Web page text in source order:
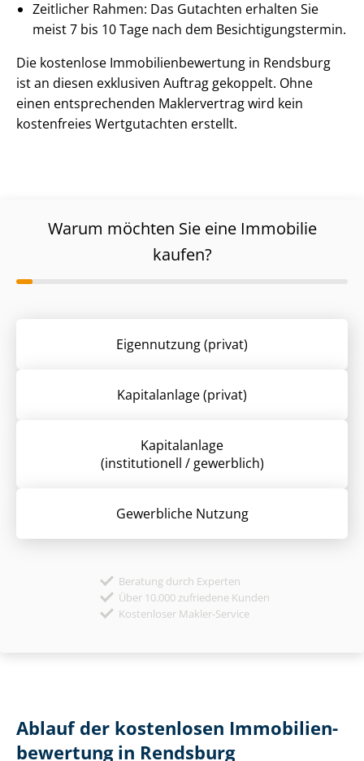
Zeitlicher Rahmen: Das Gutachten erhalten Sie
meist 7 bis 10 Tage nach dem Be­sich­ti­gungs­ter­min.
Die kostenlose Im­mo­bi­li­en­be­wer­tung in Rendsburg
ist an diesen exklusiven Auftrag gekoppelt. Ohne
einen entsprechenden Maklervertrag wird kein
kostenfreies Wertgutachten erstellt.
Warum möchten Sie eine Immobilie
kaufen?
Eigennutzung (privat)
Kapitalanlage (privat)
Kapitalanlage
(institutionell / gewerblich)
Gewerbliche Nutzung
Beratung durch Experten
Über 10.000 zufriedene Kunden
Kostenloser Makler-Service
Ablauf der kostenlosen Im­mo­bi­li­en­
be­wer­tung in Rendsburg